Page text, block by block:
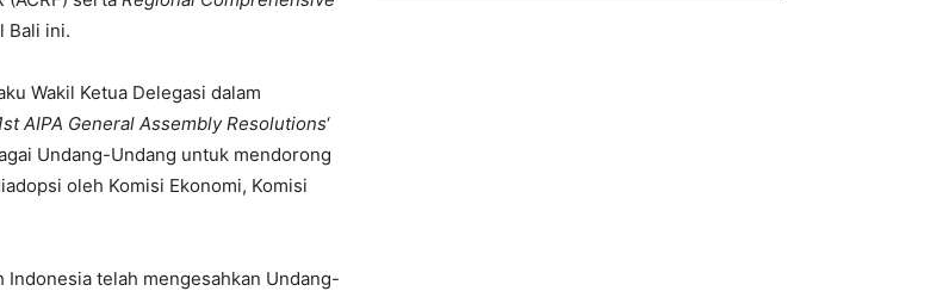
Bali ini.
Wakil Ketua Delegasi dalam
AIPA General Assembly Resolutions‘
Undang-Undang untuk mendorong
oleh Komisi Ekonomi, Komisi
telah mengesahkan Undang-